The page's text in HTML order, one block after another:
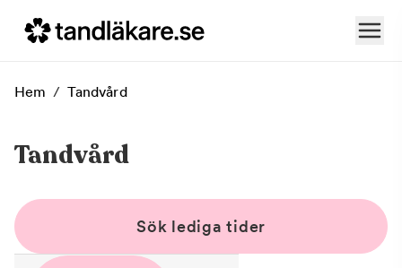
Hem / Tandvård
Tandvård
Sök lediga tider